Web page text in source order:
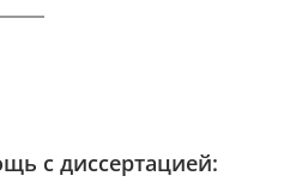
с диссертацией: